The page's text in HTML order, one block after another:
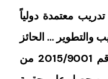
معتمدة دولياً
والتطوير … الحائز
على شهادة الايزو في الجودة رقم 2015/9001 من